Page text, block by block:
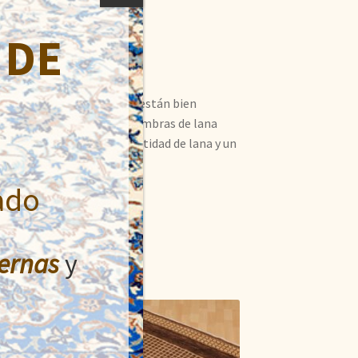
India. Sus diseños están bien
pequeños. En estas alfombras de lana
modernas con gran cantidad de lana y un
y